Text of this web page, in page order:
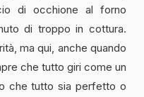
di occhione al forno
di troppo in cottura.
ma qui, anche quando
che tutto giri come un
che tutto sia perfetto o